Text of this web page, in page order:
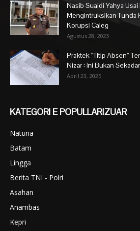
Nasib Suaidi Yahya
Mengintruksikan Tunda
Korupsi Caleg
Agustus 28, 2023
Praktek “Titip Absen”
Nizar : Ini Bukan
April 23, 2025
KATEGORI E POPULLARIZUAR
Natuna
Batam
Lingga
Berita TNI - Polri
Asahan
Anambas
Kepri